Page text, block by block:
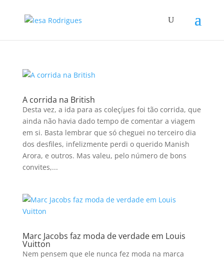
A corrida na British
Desta vez, a ida para as coleçíµes foi tão corrida, que
ainda não havia dado tempo de comentar a viagem
em si. Basta lembrar que só cheguei no terceiro dia
dos desfiles, infelizmente perdi o querido Manish
Arora, e outros. Mas valeu, pelo número de bons
convites,...
Marc Jacobs faz moda de verdade em Louis
Vuitton
Nem pensem que ele nunca fez moda na marca